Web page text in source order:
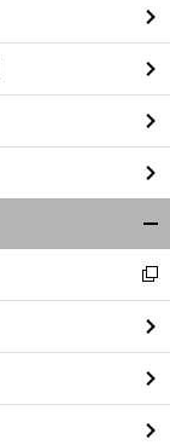
閉
る
新
し
い
ウ
ィ
ン
ド